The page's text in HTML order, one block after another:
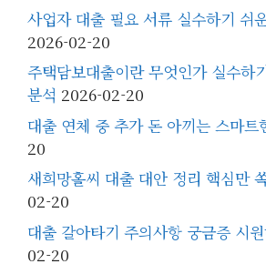
사업자 대출 필요 서류 실수하기 쉬
2026-02-20
주택담보대출이란 무엇인가 실수하
분석 2026-02-20
대출 연체 중 추가 돈 아끼는 스마트
20
새희망홀씨 대출 대안 정리 핵심만
02-20
대출 갈아타기 주의사항 궁금증 시
02-20